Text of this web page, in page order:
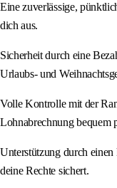
Eine zuverlässige,
dich aus.
Sicherheit durch eine
Urlaubs- und
Volle Kontrolle mit der
Lohnabrechnung bequem
Unterstützung durch
deine Rechte sichert.